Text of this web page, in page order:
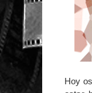
Hoy